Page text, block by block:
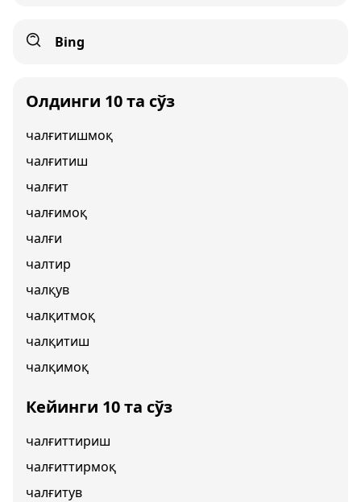
Bing
Олдинги 10 та сўз
чалғитишмоқ
чалғитиш
чалғит
чалғимоқ
чалғи
чалтир
чалқув
чалқитмоқ
чалқитиш
чалқимоқ
Кейинги 10 та сўз
чалғиттириш
чалғиттирмоқ
чалғитув